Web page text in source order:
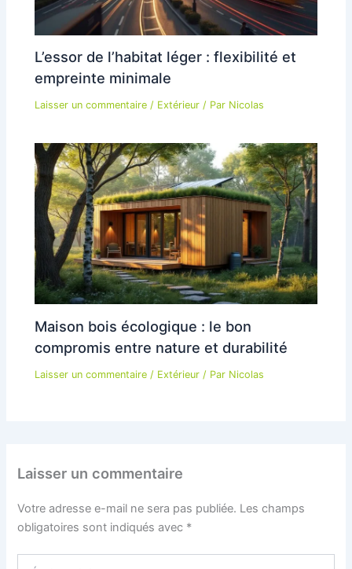
L’essor de l’habitat léger : flexibilité et
empreinte minimale
Laisser un commentaire / Extérieur / Par Nicolas
Maison bois écologique : le bon
compromis entre nature et durabilité
Laisser un commentaire / Extérieur / Par Nicolas
Laisser un commentaire
Votre adresse e-mail ne sera pas publiée. Les champs
obligatoires sont indiqués avec *